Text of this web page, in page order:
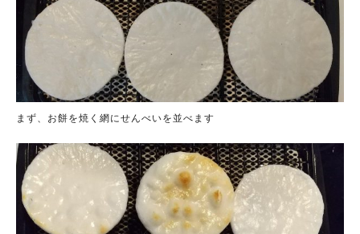
まず、お餅を焼く網にせんべいを並べます